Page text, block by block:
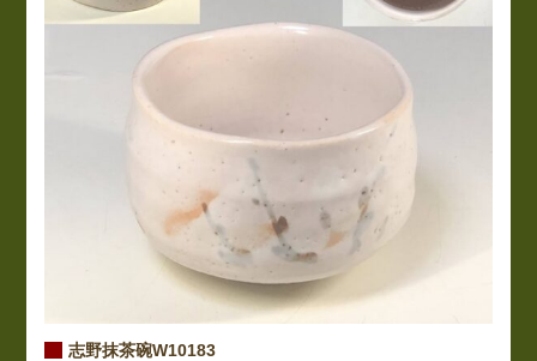
志野抹茶碗W10183